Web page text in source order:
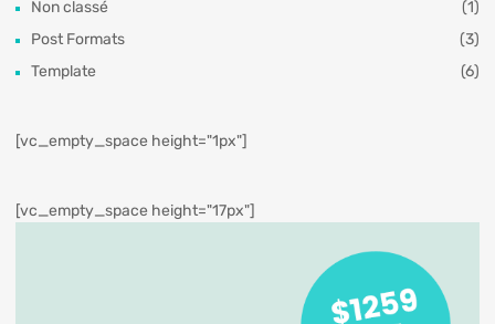
Non classé
(1)
Post Formats
(3)
Template
(6)
[vc_empty_space height="1px"]
[vc_empty_space height="17px"]